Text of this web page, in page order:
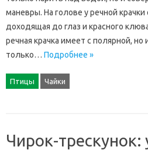
маневры. На голове у речной крачки
доходящая до глаз и красного
речная крачка имеет с полярной, но
только… Подробнее »
Птицы Чайки
Чирок-трескунок: